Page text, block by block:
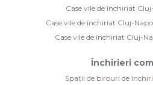
Case vile de închiriat
Case vile de închiriat Cluj-
Case vile de închiriat Cluj-
Închirieri
Spații de birouri de